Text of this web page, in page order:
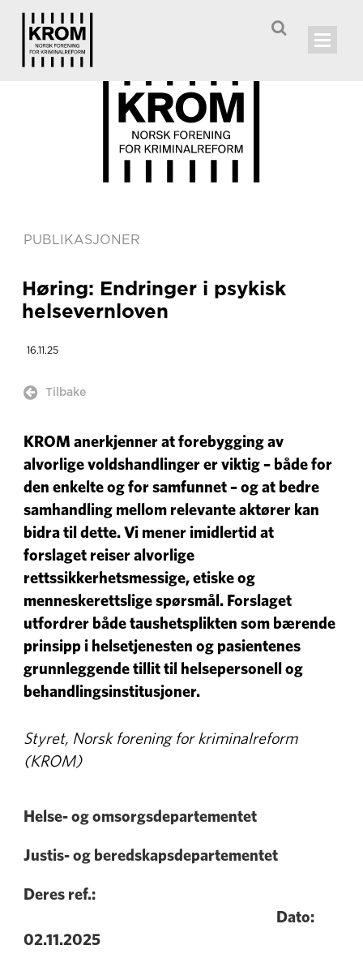

PUBLIKASJONER
Høring: Endringer i psykisk
helsevernloven
16.11.25
 Tilbake
KROM anerkjenner at forebygging av
alvorlige voldshandlinger er viktig – både for
den enkelte og for samfunnet – og at bedre
samhandling mellom relevante aktører kan
bidra til dette. Vi mener imidlertid at
forslaget reiser alvorlige
rettssikkerhetsmessige, etiske og
menneskerettslige spørsmål. Forslaget
utfordrer både taushetsplikten som bærende
prinsipp i helsetjenesten og pasientenes
grunnleggende tillit til helsepersonell og
behandlingsinstitusjoner.
Styret, Norsk forening for kriminalreform
(KROM)
Helse- og omsorgsdepartementet
Justis- og beredskapsdepartementet
Deres ref.:
Dato:
02.11.2025